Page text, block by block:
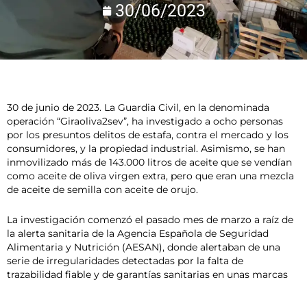
30/06/2023
30 de junio de 2023. La Guardia Civil, en la denominada
operación “Giraoliva2sev”, ha investigado a ocho personas
por los presuntos delitos de estafa, contra el mercado y los
consumidores, y la propiedad industrial. Asimismo, se han
inmovilizado más de 143.000 litros de aceite que se vendían
como aceite de oliva virgen extra, pero que eran una mezcla
de aceite de semilla con aceite de orujo.
La investigación comenzó el pasado mes de marzo a raíz de
la alerta sanitaria de la Agencia Española de Seguridad
Alimentaria y Nutrición (AESAN), donde alertaban de una
serie de irregularidades detectadas por la falta de
trazabilidad fiable y de garantías sanitarias en unas marcas